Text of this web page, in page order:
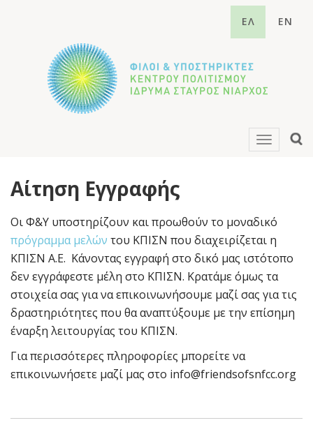
ΕΛ EN
Toggle
Αίτηση Εγγραφής
Οι Φ&Υ υποστηρίζουν και προωθούν το μοναδικό
πρόγραμμα μελών του ΚΠΙΣΝ που διαχειρίζεται η
ΚΠΙΣΝ Α.Ε. Κάνοντας εγγραφή στο δικό μας ιστότοπο
δεν εγγράφεστε μέλη στο ΚΠΙΣΝ. Κρατάμε όμως τα
στοιχεία σας για να επικοινωνήσουμε μαζί σας για τις
δραστηριότητες που θα αναπτύξουμε με την επίσημη
έναρξη λειτουργίας του ΚΠΙΣΝ.
Για περισσότερες πληροφορίες μπορείτε να
επικοινωνήσετε μαζί μας στο info@friendsofsnfcc.org